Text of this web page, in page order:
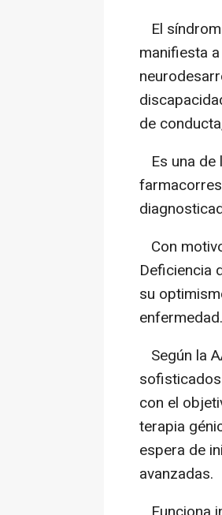
El
manifiesta
de
Es una
Con
Deficiencia
su
enfermedad.
Según la
con el
terapia
espera de
avanzadas.